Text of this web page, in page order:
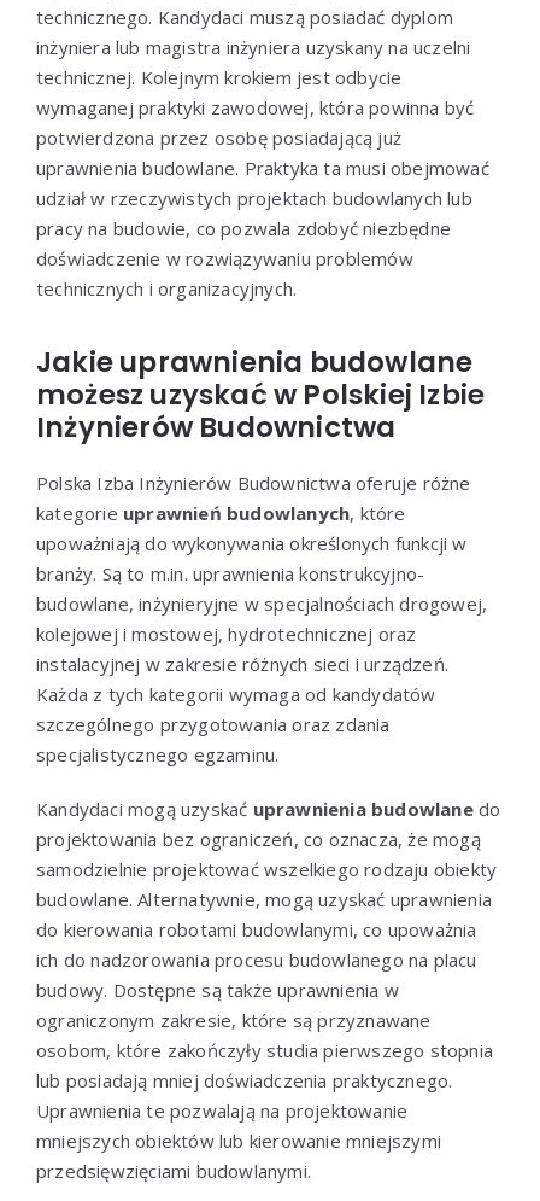
technicznego. Kandydaci muszą posiadać dyplom
inżyniera lub magistra inżyniera uzyskany na uczelni
technicznej. Kolejnym krokiem jest odbycie
wymaganej praktyki zawodowej, która powinna być
potwierdzona przez osobę posiadającą już
uprawnienia budowlane. Praktyka ta musi obejmować
udział w rzeczywistych projektach budowlanych lub
pracy na budowie, co pozwala zdobyć niezbędne
doświadczenie w rozwiązywaniu problemów
technicznych i organizacyjnych.
Jakie uprawnienia budowlane
możesz uzyskać w Polskiej Izbie
Inżynierów Budownictwa
Polska Izba Inżynierów Budownictwa oferuje różne
kategorie uprawnień budowlanych, które
upoważniają do wykonywania określonych funkcji w
branży. Są to m.in. uprawnienia konstrukcyjno-
budowlane, inżynieryjne w specjalnościach drogowej,
kolejowej i mostowej, hydrotechnicznej oraz
instalacyjnej w zakresie różnych sieci i urządzeń.
Każda z tych kategorii wymaga od kandydatów
szczególnego przygotowania oraz zdania
specjalistycznego egzaminu.
Kandydaci mogą uzyskać uprawnienia budowlanedo
projektowania bez ograniczeń, co oznacza, że mogą
samodzielnie projektować wszelkiego rodzaju obiekty
budowlane. Alternatywnie, mogą uzyskać uprawnienia
do kierowania robotami budowlanymi, co upoważnia
ich do nadzorowania procesu budowlanego na placu
budowy. Dostępne są także uprawnienia w
ograniczonym zakresie, które są przyznawane
osobom, które zakończyły studia pierwszego stopnia
lub posiadają mniej doświadczenia praktycznego.
Uprawnienia te pozwalają na projektowanie
mniejszych obiektów lub kierowanie mniejszymi
przedsięwzięciami budowlanymi.